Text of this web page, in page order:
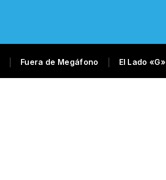
Fuera de Megáfono El Lado «G»